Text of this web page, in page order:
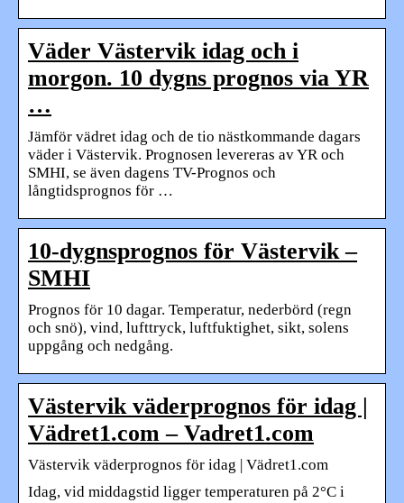
Väder Västervik idag och i
morgon. 10 dygns prognos via YR
…
Jämför vädret idag och de tio nästkommande dagars
väder i Västervik. Prognosen levereras av YR och
SMHI, se även dagens TV-Prognos och
långtidsprognos för …
10-dygnsprognos för Västervik –
SMHI
Prognos för 10 dagar. Temperatur, nederbörd (regn
och snö), vind, lufttryck, luftfuktighet, sikt, solens
uppgång och nedgång.
Västervik väderprognos för idag |
Vädret1.com – Vadret1.com
Västervik väderprognos för idag | Vädret1.com
Idag, vid middagstid ligger temperaturen på 2°C i